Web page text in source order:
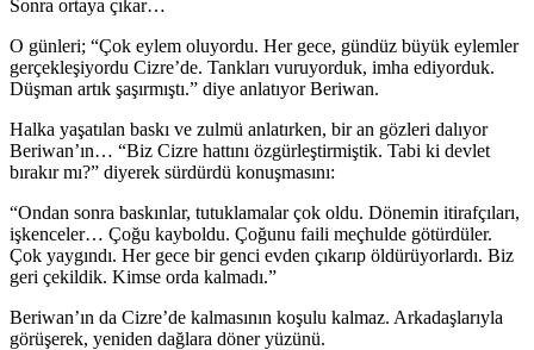
Sonra ortaya çıkar…
O günleri; “Çok eylem oluyordu. Her gece, gündüz büyük eylemler
gerçekleşiyordu Cizre’de. Tankları vuruyorduk, imha ediyorduk.
Düşman artık şaşırmıştı.” diye anlatıyor Beriwan.
Halka yaşatılan baskı ve zulmü anlatırken, bir an gözleri dalıyor
Beriwan’ın… “Biz Cizre hattını özgürleştirmiştik. Tabi ki devlet
bırakır mı?” diyerek sürdürdü konuşmasını:
“Ondan sonra baskınlar, tutuklamalar çok oldu. Dönemin itirafçıları,
işkenceler… Çoğu kayboldu. Çoğunu faili meçhulde götürdüler.
Çok yaygındı. Her gece bir genci evden çıkarıp öldürüyorlardı. Biz
geri çekildik. Kimse orda kalmadı.”
Beriwan’ın da Cizre’de kalmasının koşulu kalmaz. Arkadaşlarıyla
görüşerek, yeniden dağlara döner yüzünü.